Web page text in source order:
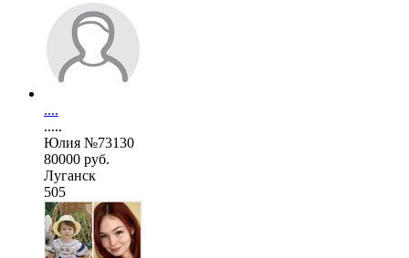
....
.....
Юлия №73130
80000 руб.
Луганск
505